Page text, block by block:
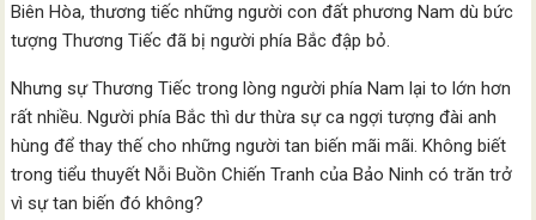
Biên Hòa, thương tiếc những người con đất phương Nam dù bức
tượng Thương Tiếc đã bị người phía Bắc đập bỏ.
Nhưng sự Thương Tiếc trong lòng người phía Nam lại to lớn hơn
rất nhiều. Người phía Bắc thì dư thừa sự ca ngợi tượng đài anh
hùng để thay thế cho những người tan biến mãi mãi. Không biết
trong tiểu thuyết Nỗi Buồn Chiến Tranh của Bảo Ninh có trăn trở
vì sự tan biến đó không?